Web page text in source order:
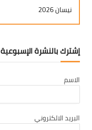
نيسان 2026
آذار 2026
كانون ثاني 2026
تشرين ثاني 2025
تشرين أول 2025
أيلول 2025
إشترك بالنشرة الإسبوعية
الاسم
البريد الالكتروني